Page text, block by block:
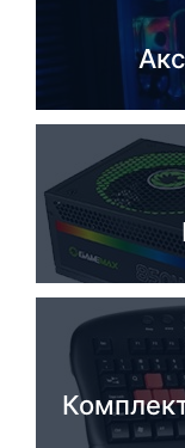
Стереосистемы
Серверное
UPS Источники
Мышки и
Наушники
Сетевое
Системы
Digital Signage